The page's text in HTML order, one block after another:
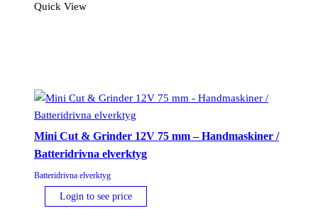
Quick View
Mini Cut & Grinder 12V 75 mm – Handmaskiner /
Batteridrivna elverktyg
Batteridrivna elverktyg
Login to see price